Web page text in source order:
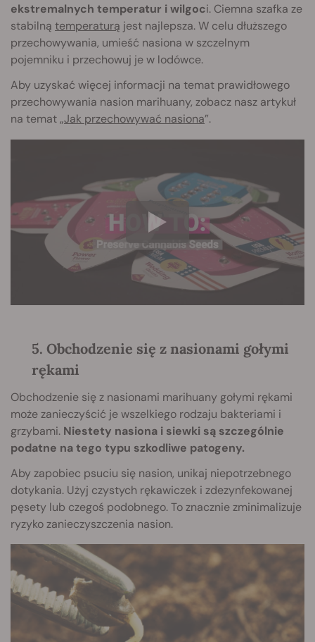
ekstremalnych temperatur i wilgoci. Ciemna szafka ze
stabilną temperaturą jest najlepsza. W celu dłuższego
przechowywania, umieść nasiona w szczelnym
pojemniku i przechowuj je w lodówce.
Aby uzyskać więcej informacji na temat prawidłowego
przechowywania nasion marihuany, zobacz nasz artykuł
na temat „Jak przechowywać nasiona”.
5. Obchodzenie się z nasionami gołymi
rękami
Obchodzenie się z nasionami marihuany gołymi rękami
może zanieczyścić je wszelkiego rodzaju bakteriami i
grzybami. Niestety nasiona i siewki są szczególnie
podatne na tego typu szkodliwe patogeny.
Aby zapobiec psuciu się nasion, unikaj niepotrzebnego
dotykania. Użyj czystych rękawiczek i zdezynfekowanej
pęsety lub czegoś podobnego. To znacznie zminimalizuje
ryzyko zanieczyszczenia nasion.